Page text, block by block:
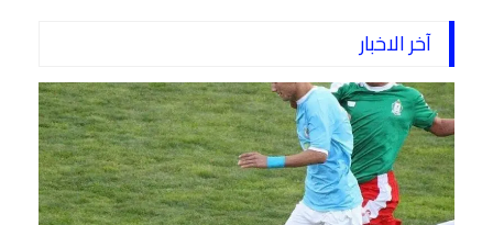
آخر الاخبار